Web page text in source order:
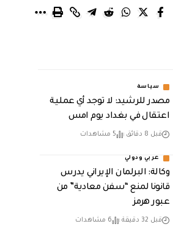
سياسة
مصدر للرشيد: لا توجد أي عملية
اعتقال في بغداد يوم امس
قبل 8 دقائق 5 مشاهدات
عربي ودولي
وكالة: البرلمان الإيراني يدرس
قانونا لمنع “سفن معادية” من
عبور هرمز
قبل 32 دقيقة 6 مشاهدات